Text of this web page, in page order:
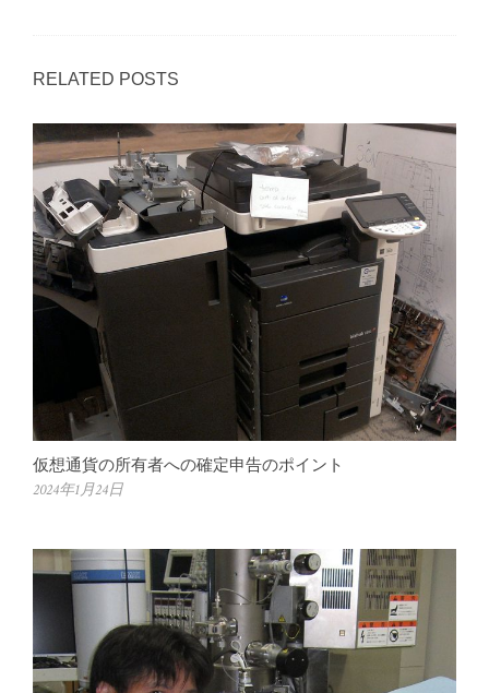
RELATED POSTS
仮想通貨の所有者への確定申告のポイント
2024年1月24日